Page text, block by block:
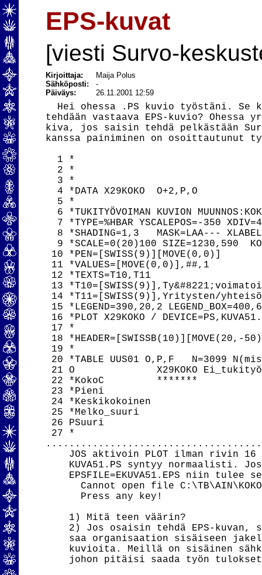
EPS-kuvat
[viesti Survo-
Kirjoittaja:
Maija Polus
Sähköposti:-
Päiväys:
26.11.2001 12:59
Hei ohessa .PS kuvio työstäni. Se
tehdään vastaava EPS-kuvio?
kiva, jos saisin tehdä pelkästään
kanssa painiminen on osoittautunut
  1 *
  2 *
  3 *
  4 *DATA X29KOKO  O+2,P,O
  5 *
6 *TUKITYÖVOIMAN KUVION
7 *TYPE=%HBAR YSCALEPOS=-350
8 *SHADING=1,3   MASK=LAA---
9 *SCALE=0(20)100 SIZE=1230,590
10 *PEN=[SWISS(9)][MOVE(0,0)]
11 *VALUES=[MOVE(0,0)],##,1
12 *TEXTS=T10,T11
13
14 *T11=[SWISS(9)],Yritysten/
15 *LEGEND=390,20,2
16 *PLOT X29KOKO /
17 *
18
19 *
20 *TABLE UUS01 O,P,F   N=3099
21 O              X29KOKO
22 *KokoC         *******
23 *Pieni
24 *Keskikokoinen
25 *Melko_suuri
26 PSuuri
27 *
JOS aktivoin PLOT ilman rivin
KUVA51.PS syntyy normaalisti.
EPSFILE=EKUVA51.EPS niin tulee
Cannot open file
      Press any key!
    1) Mitä teen väärin?
2) Jos osaisin tehdä EPS-kuvan,
saa organisaation sisäiseen
kuvioita. Meillä on sisäinen
johon pitäisi saada työn